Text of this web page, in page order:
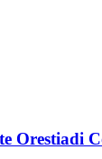
Orestiadi